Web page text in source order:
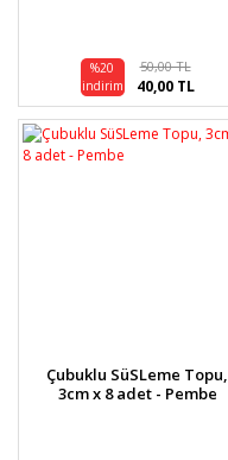
%20
indirim
50,00 TL
40,00 TL
Çubuklu SüSLeme Topu,
3cm x 8 adet - Pembe